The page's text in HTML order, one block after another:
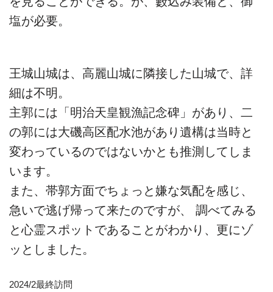
塩が必要。
王城山城は、高麗山城に隣接した山城で、詳
細は不明。
主郭には「明治天皇観漁記念碑」があり、二
の郭には大磯高区配水池があり遺構は当時と
変わっているのではないかとも推測してしま
います。
また、帯郭方面でちょっと嫌な気配を感じ、
急いで逃げ帰って来たのですが、 調べてみる
と心霊スポットであることがわかり、更にゾ
ッとしました。
2024/2最終訪問